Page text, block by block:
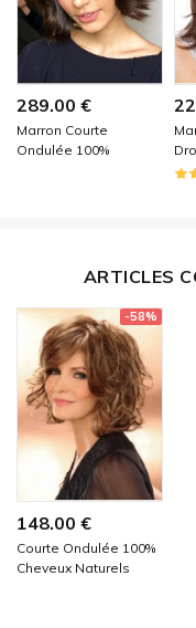
289.00 €
Marron Courte
Ondulée 100%
ARTICLES
-58%
148.00 €
Courte Ondulée 100%
Cheveux Naturels